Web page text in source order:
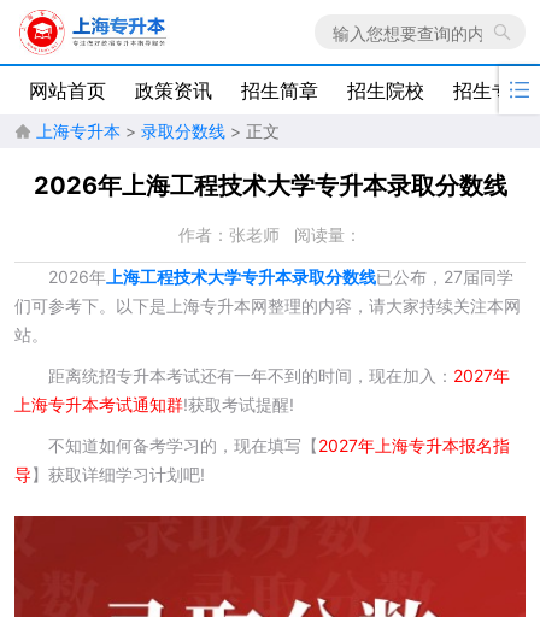
网站首页 政策资讯 招生简章 招生院校 招生专业

 上海专升本 > 录取分数线 > 正文
2026年上海工程技术大学专升本录取分数线
作者：张老师 阅读量：
2026年 上海工程技术大学专升本录取分数线已公布，27届同学
们可参考下。以下是上海专升本网整理的内容，请大家持续关注本网
站。
距离统招专升本考试还有一年不到的时间，现在加入： 2027年
上海专升本考试通知群!获取考试提醒!
不知道如何备考学习的，现在填写【2027年上海专升本报名指
导】获取详细学习计划吧!